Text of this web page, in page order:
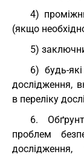
4)
(якщо
5)
6) будь-
дослідження,
в переліку
6.
проблем